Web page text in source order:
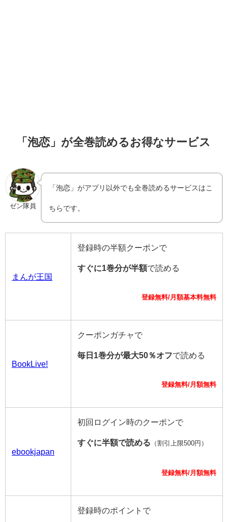
「泡恋」が全巻読めるお得なサービス
ゼン隊員
「泡恋」がアプリ以外でも全巻読めるサービスはこ
ちらです。
まんが王国
登録時の半額クーポンで
すぐに1巻分が半額で読める
登録無料/月額基本料無料
BookLive!
クーポンガチャで
毎日1巻分が最大50％オフで読める
登録無料/月額無料
ebookjapan
初回ログイン時のクーポンで
すぐに半額で読める （割引上限500円）
登録無料/月額無料
登録時のポイントで